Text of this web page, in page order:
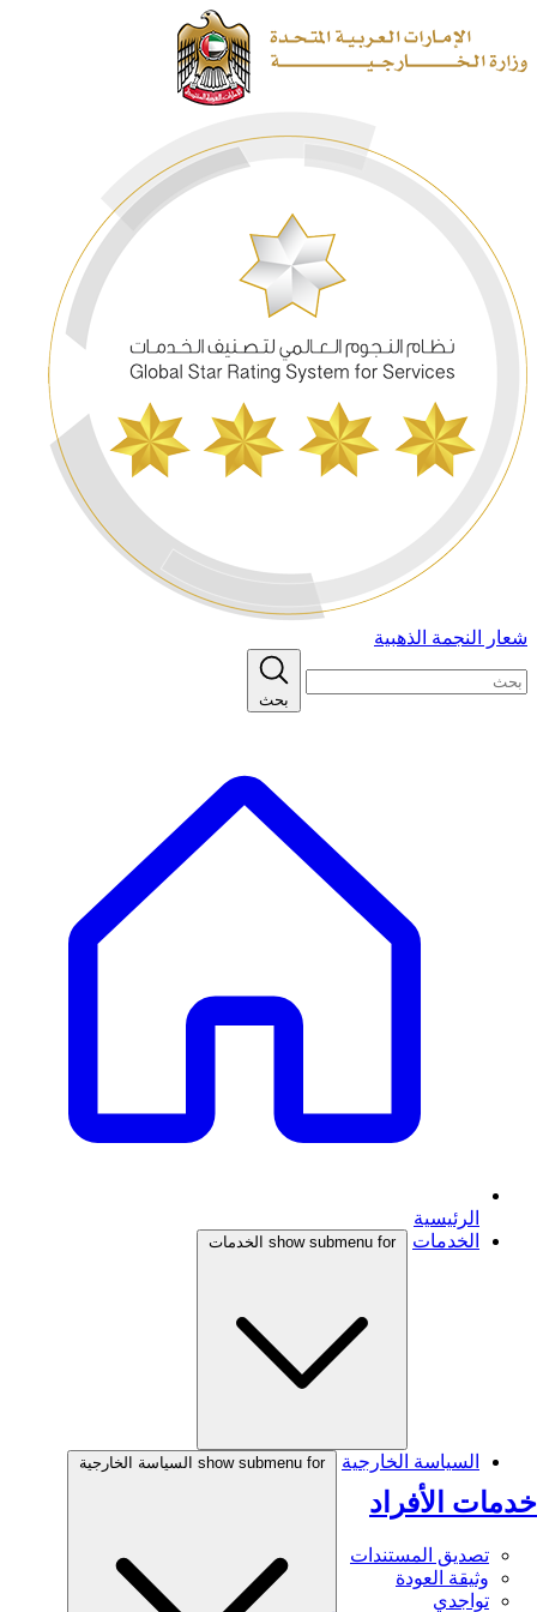
شعار النجمة الذهبية
بحث
الرئيسية
الخدمات
show submenu for الخدمات
خدمات الأفراد
تصديق المستندات
وثيقة العودة
تواجدي
السياسة الخارجية show submenu for السياسة الخارجية